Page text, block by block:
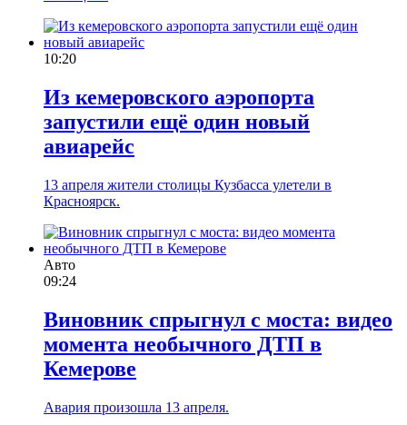
10:20
Из кемеровского аэропорта
запустили ещё один новый
авиарейс
13 апреля жители столицы Кузбасса улетели в
Красноярск.
Авто
09:24
Виновник спрыгнул с моста: видео
момента необычного ДТП в
Кемерове
Авария произошла 13 апреля.